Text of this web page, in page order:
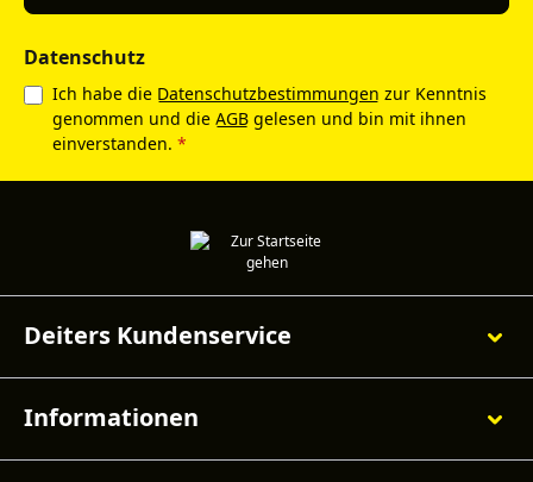
Datenschutz
Ich habe die Datenschutzbestimmungen zur Kenntnis
genommen und die AGB gelesen und bin mit ihnen
einverstanden. *
Deiters Kundenservice
Informationen